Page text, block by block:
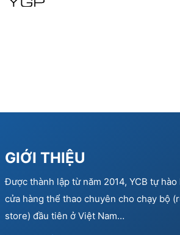
GIỚI THIỆU
Được thành lập từ năm 2014, YCB tự
cửa hàng thể thao chuyên cho chạy bộ
store) đầu tiên ở Việt Nam…